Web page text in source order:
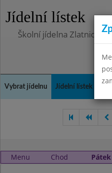
Jídelní lístek
Školní jídelna Zlatnická
Vybrat jídelnu Jídelní lístek
Menu Chod Pátek